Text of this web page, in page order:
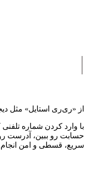
|
از «ری‌ری استایل» مثل
با وارد کردن شماره
حسابت رو ببین، آدرست
سریع، قسطی و امن انجام